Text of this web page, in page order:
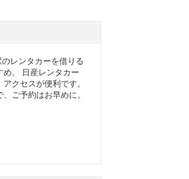
レンタカーを借りる
め。 日産レンタカー
クセスが便利です。
ご予約はお早めに。